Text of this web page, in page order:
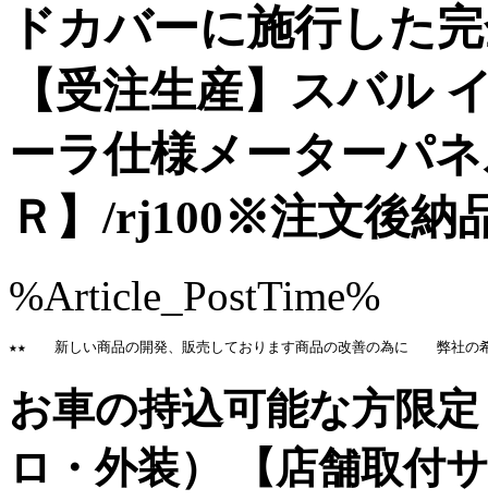
ドカバーに施行した
【受注生産】スバル
ーラ仕様メーターパ
Ｒ】/rj100※注文後納
%Article_PostTime%
★★　　新しい商品の開発、販売しております商品の改善の為に　　弊社
お車の持込可能な方限
ロ・外装） 【店舗取付